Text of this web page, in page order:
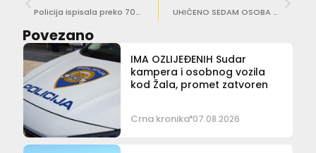
Policija ispisala preko 700 kazni, najviše zbog ‘gasiranja’ UHIĆENO SEDAM OSOBA Dubrovački policajci ‘razbili’ lanac krijumčara drogom i ljudima
Povezano
IMA OZLIJEĐENIH Sudar
kampera i osobnog vozila
kod Žala, promet zatvoren
Crna kronika 07.08.2026